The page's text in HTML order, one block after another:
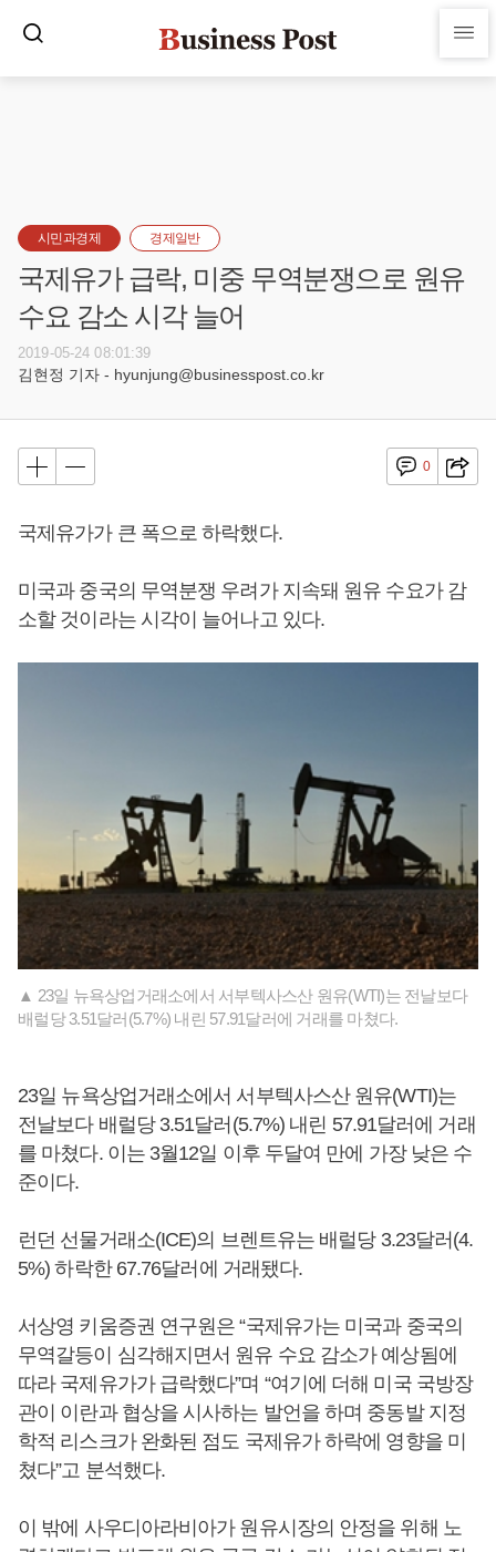
시민과경제 경제일반
국제유가 급락, 미중 무역분쟁으로 원유
수요 감소 시각 늘어
2019-05-24 08:01:39
김현정 기자 - hyunjung@businesspost.co.kr
0
국제유가가 큰 폭으로 하락했다.
미국과 중국의 무역분쟁 우려가 지속돼 원유 수요가 감
소할 것이라는 시각이 늘어나고 있다.
▲ 23일 뉴욕상업거래소에서 서부텍사스산 원유(WTI)는 전날보다
배럴당 3.51달러(5.7%) 내린 57.91달러에 거래를 마쳤다.
23일 뉴욕상업거래소에서 서부텍사스산 원유(WTI)는
전날보다 배럴당 3.51달러(5.7%) 내린 57.91달러에 거래
를 마쳤다. 이는 3월12일 이후 두달여 만에 가장 낮은 수
준이다.
런던 선물거래소(ICE)의 브렌트유는 배럴당 3.23달러(4.
5%) 하락한 67.76달러에 거래됐다.
서상영 키움증권 연구원은 “국제유가는 미국과 중국의
무역갈등이 심각해지면서 원유 수요 감소가 예상됨에
따라 국제유가가 급락했다”며 “여기에 더해 미국 국방장
관이 이란과 협상을 시사하는 발언을 하며 중동발 지정
학적 리스크가 완화된 점도 국제유가 하락에 영향을 미
쳤다”고 분석했다.
이 밖에 사우디아라비아가 원유시장의 안정을 위해 노